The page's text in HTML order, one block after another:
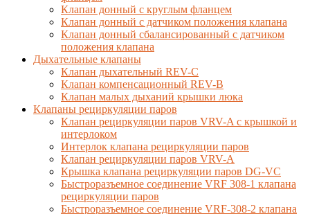
Клапан донный с круглым фланцем
Клапан донный с датчиком положения клапана
Клапан донный сбалансированный с датчиком
положения клапана
Дыхательные клапаны
Клапан дыхательный REV-C
Клапан компенсационный REV-B
Клапан малых дыханий крышки люка
Клапаны рециркуляции паров
Клапан рециркуляции паров VRV-A с крышкой и
интерлоком
Интерлок клапана рециркуляции паров
Клапан рециркуляции паров VRV-A
Крышка клапана рециркуляции паров DG-VC
Быстроразъемное соединение VRF 308-1 клапана
рециркуляции паров
Быстроразъемное соединение VRF-308-2 клапана